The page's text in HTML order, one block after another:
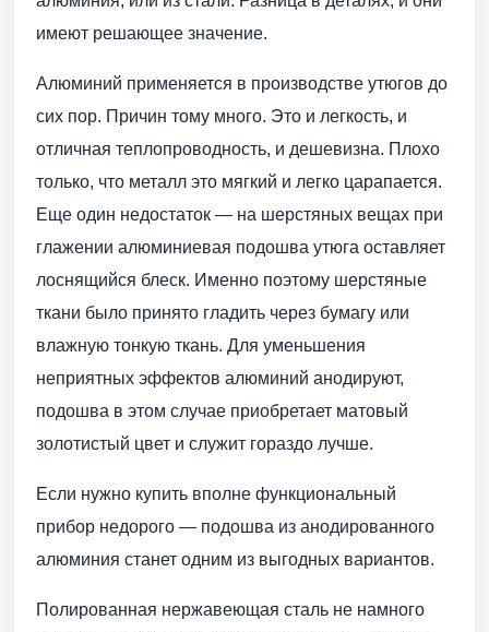
имеют решающее значение.
Алюминий применяется в производстве утюгов до
сих пор. Причин тому много. Это и легкость, и
отличная теплопроводность, и дешевизна. Плохо
только, что металл это мягкий и легко царапается.
Еще один недостаток — на шерстяных вещах при
глажении алюминиевая подошва утюга оставляет
лоснящийся блеск. Именно поэтому шерстяные
ткани было принято гладить через бумагу или
влажную тонкую ткань. Для уменьшения
неприятных эффектов алюминий анодируют,
подошва в этом случае приобретает матовый
золотистый цвет и служит гораздо лучше.
Если нужно купить вполне функциональный
прибор недорого — подошва из анодированного
алюминия станет одним из выгодных вариантов.
Полированная нержавеющая сталь не намного